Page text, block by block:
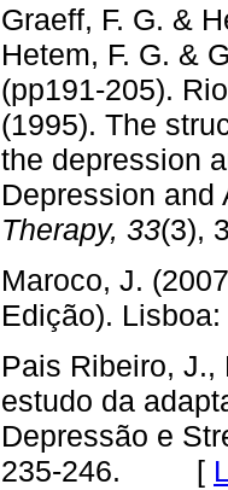
Graeff, F. G. &
Hetem, F. G. &
(pp191-205).
(1995). The
the depression
Depression
Therapy, 33(3),
Maroco, J.
Edição).
Pais Ribeiro, J.,
estudo da
Depressão e
235-246. [